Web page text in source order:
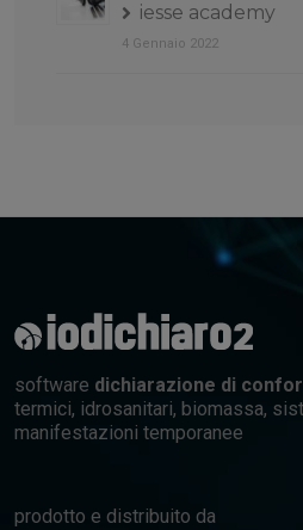
iesse academy
4 Gennaio 2022
software dichiarazione di
termici, idrosanitari, biomassa,
manifestazioni temporanee
prodotto e distribuito da